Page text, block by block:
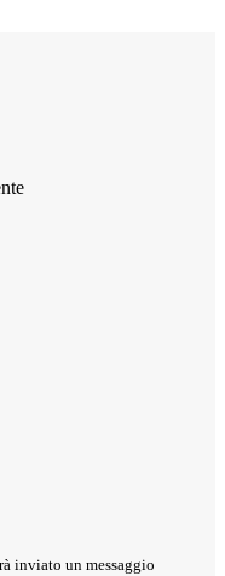
inviato un messaggio